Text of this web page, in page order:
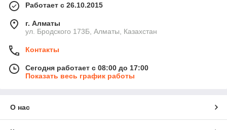
Работает с 26.10.2015
г. Алматы
ул. Бродского 173Б, Алматы, Казахстан
Контакты
Сегодня работает с 08:00 до 17:00
Показать весь график работы
О нас